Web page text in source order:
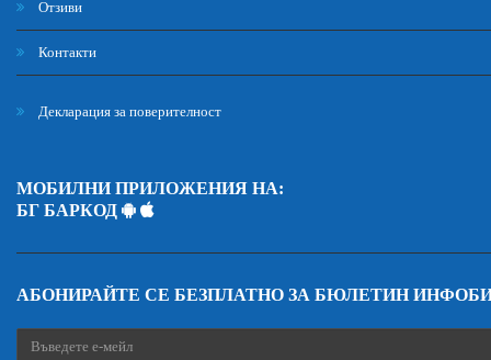
Отзиви
Контакти
Декларация за поверителност
МОБИЛНИ ПРИЛОЖЕНИЯ НА:
БГ БАРКОД
АБОНИРАЙТЕ СЕ БЕЗПЛАТНО ЗА БЮЛЕТИН